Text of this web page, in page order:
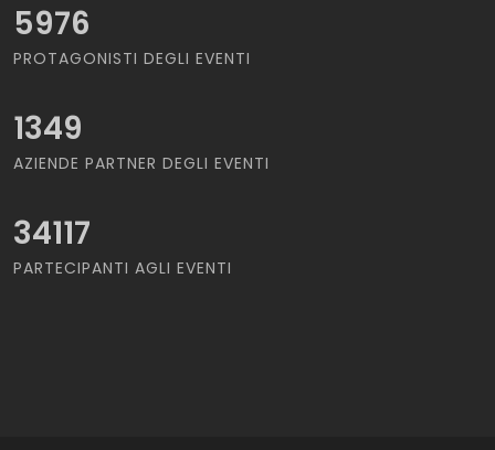
5976
PROTAGONISTI DEGLI EVENTI
1349
AZIENDE PARTNER DEGLI EVENTI
34117
PARTECIPANTI AGLI EVENTI